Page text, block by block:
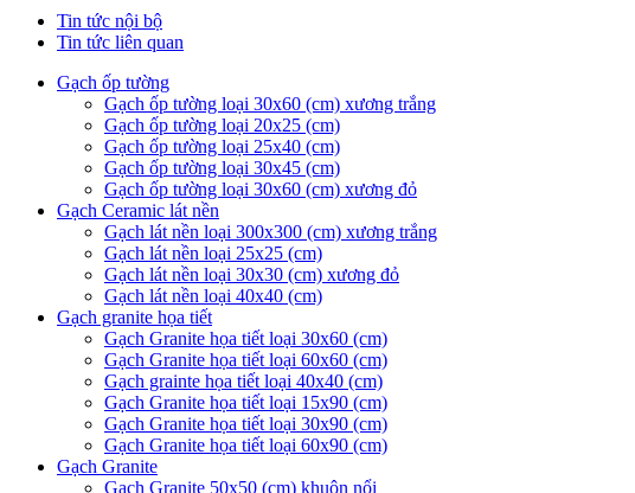
Tin tức nội bộ
Tin tức liên quan
Gạch ốp tường
Gạch ốp tường loại 30x60 (cm) xương trắng
Gạch ốp tường loại 20x25 (cm)
Gạch ốp tường loại 25x40 (cm)
Gạch ốp tường loại 30x45 (cm)
Gạch ốp tường loại 30x60 (cm) xương đỏ
Gạch Ceramic lát nền
Gạch lát nền loại 300x300 (cm) xương trắng
Gạch lát nền loại 25x25 (cm)
Gạch lát nền loại 30x30 (cm) xương đỏ
Gạch lát nền loại 40x40 (cm)
Gạch granite họa tiết
Gạch Granite họa tiết loại 30x60 (cm)
Gạch Granite họa tiết loại 60x60 (cm)
Gạch grainte họa tiết loại 40x40 (cm)
Gạch Granite họa tiết loại 15x90 (cm)
Gạch Granite họa tiết loại 30x90 (cm)
Gạch Granite họa tiết loại 60x90 (cm)
Gạch Granite
Gạch Granite 50x50 (cm) khuôn nổi